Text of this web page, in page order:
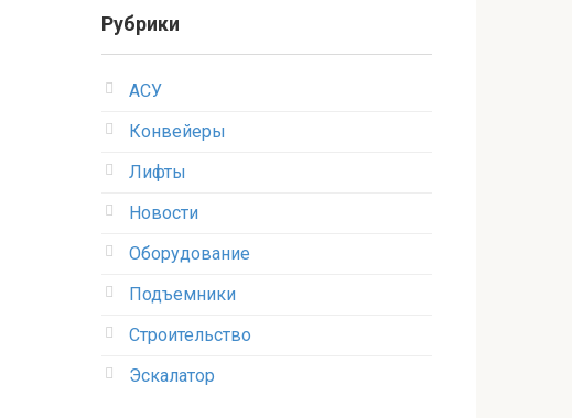
Рубрики
АСУ
Конвейеры
Лифты
Новости
Оборудование
Подъемники
Строительство
Эскалатор